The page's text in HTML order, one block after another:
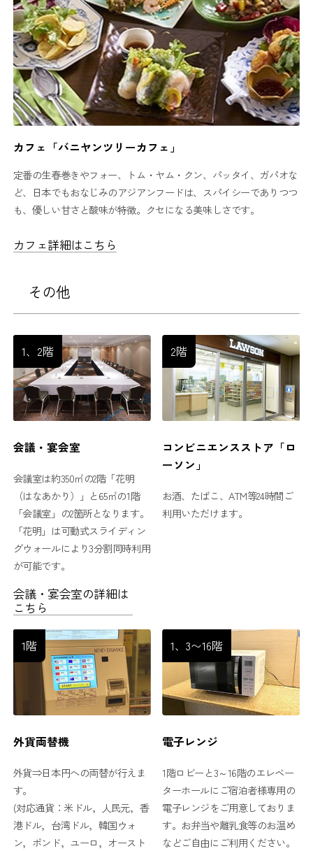
カフェ「バニヤンツリーカフェ」
定番の生春巻きやフォー、トム・ヤム・クン、パッタイ、ガパオな
ど、日本でもおなじみのアジアンフードは、スパイシーでありつつ
も、優しい甘さと酸味が特徴。クセになる美味しさです。
カフェ詳細はこちら
その他
1、2階
会議・宴会室
会議室は約350㎡の2階「花明
（はなあかり）」と65㎡の1階
「会議室」の2箇所となります。
「花明」は可動式スライディン
グウォールにより3分割同時利用
が可能です。
会議・宴会室の詳細は
こちら
2階
コンビニエンスストア「ロ
ーソン」
お酒、たばこ、ATM等24時間ご
利用いただけます。
1階
外貨両替機
外貨⇒日本円への両替が行えま
す。
(対応通貨：米ドル，人民元，香
港ドル，台湾ドル，韓国ウォ
ン，ポンド，ユーロ，オースト
1、3〜16階
電子レンジ
1階ロビーと3～16階のエレベー
ターホールにご宿泊者様専用の
電子レンジをご用意しておりま
す。お弁当や離乳食等のお温め
などご自由にご利用ください。